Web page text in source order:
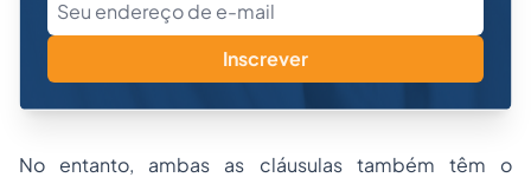
Inscrever
No entanto, ambas as cláusulas também têm o